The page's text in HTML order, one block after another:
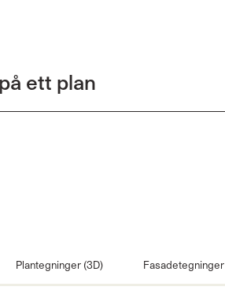
ett plan
Plantegninger (3D) Fasadetegninger